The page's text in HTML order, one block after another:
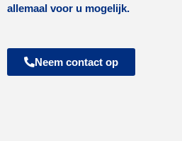
allemaal voor u mogelijk.
Neem contact op